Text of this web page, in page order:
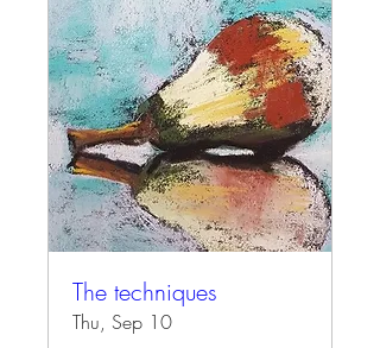
The techniques
Thu, Sep 10